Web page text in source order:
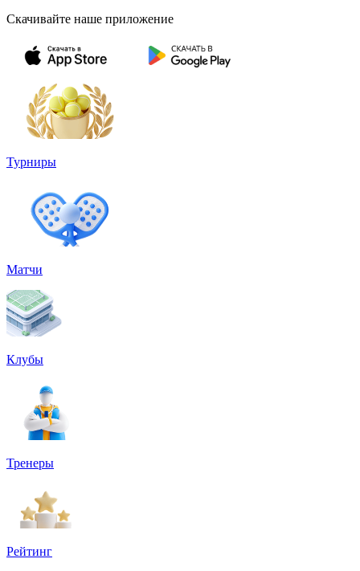
Скачивайте наше приложение
Турниры
Матчи
Клубы
Тренеры
Рейтинг